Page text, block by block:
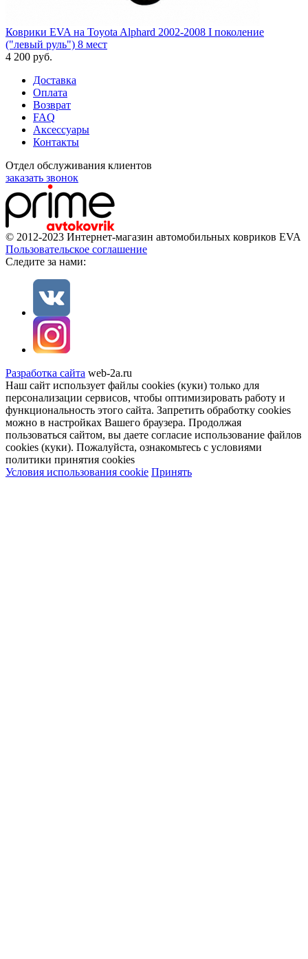
Коврики EVA на Toyota Alphard 2002-2008 I поколение
("левый руль") 8 мест
4 200 руб.
Доставка
Оплата
Возврат
FAQ
Аксессуары
Контакты
Отдел обслуживания клиентов
заказать звонок
© 2012-2023 Интернет-магазин автомобильных ковриков EVA
Пользовательское соглашение
Cледите за нами:
Разработка сайта web-2a.ru
Наш сайт использует файлы cookies (куки) только для
персонализации сервисов, чтобы оптимизировать работу и
функциональность этого сайта. Запретить обработку cookies
можно в настройках Вашего браузера. Продолжая
пользоваться сайтом, вы даете согласие использование файлов
cookies (куки). Пожалуйста, ознакомьтесь с условиями
политики принятия сookies
Условия использования cookie Принять